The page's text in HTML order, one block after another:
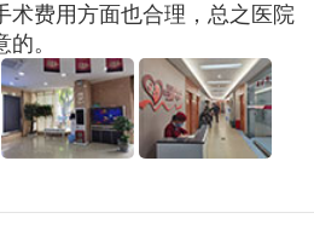
术费用方面也合理，总之医院
。